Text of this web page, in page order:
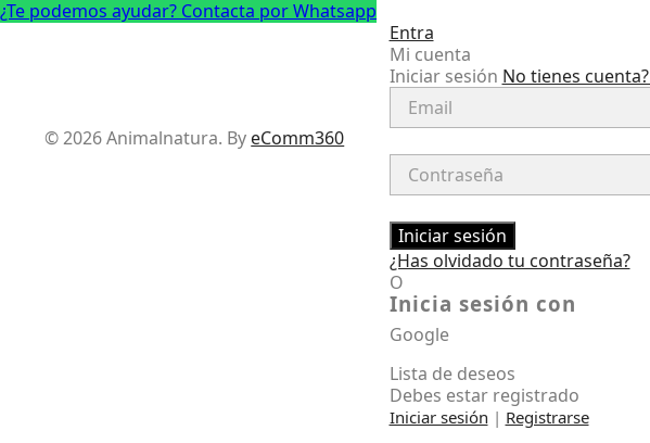
¿Te podemos ayudar? Contacta por Whatsapp
© 2026 Animalnatura. By eComm360
Entra
Mi cuenta
Iniciar sesión No tienes cuenta?
Iniciar sesión
¿Has olvidado tu contraseña?
O
Inicia sesión con
Google
Lista de deseos
Debes estar registrado
Iniciar sesión | Registrarse